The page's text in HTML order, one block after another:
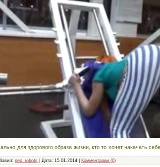
для здорового образа жизни, кто то хочет накачать
neo_robots Дата: 15.01.2014 Комментарии (0)